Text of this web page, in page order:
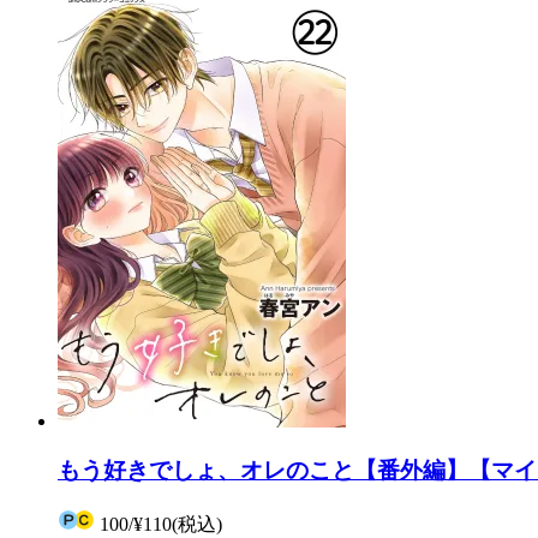
もう好きでしょ、オレのこと【番外編】【マ
100/¥110(税込)